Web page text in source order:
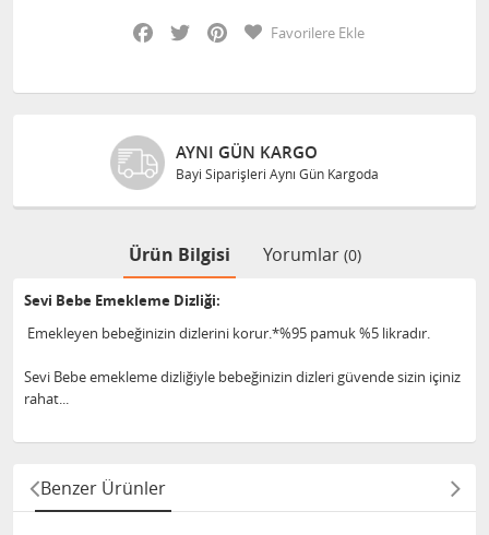
Facebook
Twitter PinterestFavorilere Ekle
AYNI GÜN KARGO
Bayi Siparişleri Aynı Gün Kargoda
Ürün Bilgisi Yorumlar (0)
Sevi Bebe Emekleme Dizliği:
Emekleyen bebeğinizin dizlerini korur.*%95 pamuk %5 likradır.
Sevi Bebe emekleme dizliğiyle bebeğinizin dizleri güvende sizin içiniz
rahat...
Benzer Ürünler